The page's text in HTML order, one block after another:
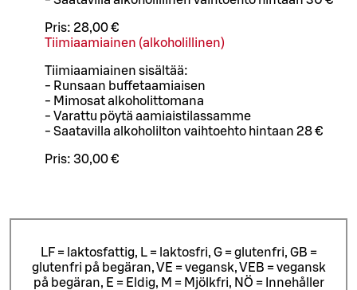
Pris: 28,00 €
Tiimiaamiainen (alkoholillinen)
Tiimiaamiainen sisältää:
- Runsaan buffetaamiaisen
- Mimosat alkoholittomana
- Varattu pöytä aamiaistilassamme
- Saatavilla alkoholilton vaihtoehto hintaan 28 €
Pris: 30,00 €
LF = laktosfattig, L = laktosfri, G = glutenfri, GB =
glutenfri på begäran, VE = vegansk, VEB = vegansk
på begäran, E = Eldig, M = Mjölkfri, NÖ = Innehåller